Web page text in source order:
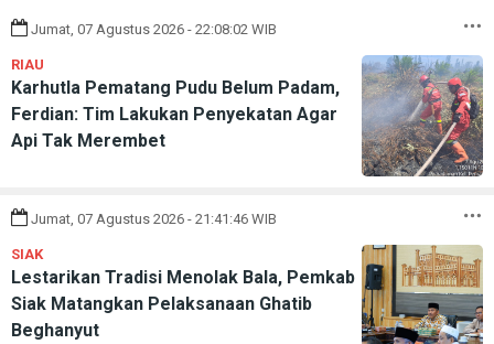
Jumat, 07 Agustus 2026 - 22:08:02 WIB
RIAU
Karhutla Pematang Pudu Belum Padam,
Ferdian: Tim Lakukan Penyekatan Agar
Api Tak Merembet
Jumat, 07 Agustus 2026 - 21:41:46 WIB
SIAK
Lestarikan Tradisi Menolak Bala, Pemkab
Siak Matangkan Pelaksanaan Ghatib
Beghanyut